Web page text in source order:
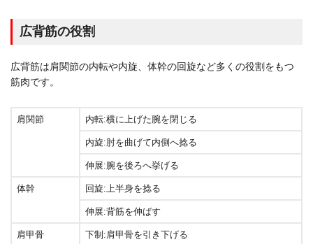
広背筋の役割
広背筋は肩関節の内転や内旋、体幹の回旋など多くの役割をもつ
筋肉です。
肩関節 内転:横に上げた腕を閉じる
内旋:肘を曲げて内側へ捻る
伸展:腕を後ろへ挙げる
体幹 回旋:上半身を捻る
伸展:背筋を伸ばす
肩甲骨 下制:肩甲骨を引き下げる